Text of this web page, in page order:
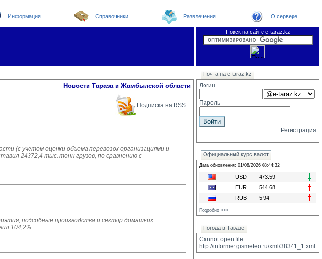
Информация Справочники Развлечения О сервере
Поиск на сайте e-taraz.kz
Новости Погода в Таразе
Телефоный справочник
Видеоконференция
Новости e-taraz
Новости Тараза и Жамбылской области
Подписка на RSS
(с учетом оценки объема перевозок организациями и
24372,4 тыс. тонн грузов, по сравнению с
подсобные производства и сектор домашних
104,2%.
Почта на e-taraz.kz
Логин
Пароль
Регистрация
Официальный курс валют
Дата обновления: 01/08/2026 08:44:32
USD
473.59
EUR
544.68
RUB
5.94
Подробно >>>
Погода в Таразе
Cannot open file
http://informer.gismeteo.ru/xml/38341_1.xml